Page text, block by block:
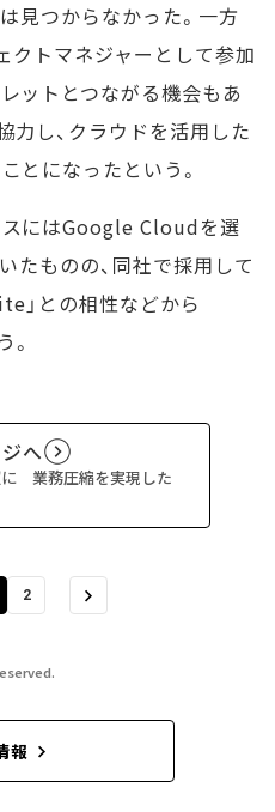
見つからなかった。一方
クトマネジャーとして参加
ットとつながる機会もあ
力し、クラウドを活用した
とになったという。
にはGoogle Cloudを選
たものの、同社で採用して
」との相性などから
へ
業務圧縮を実現した
2
報